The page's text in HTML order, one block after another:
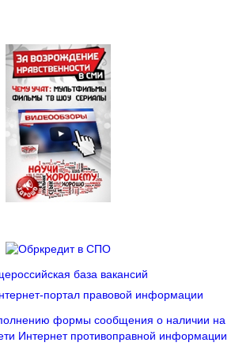
портал правовой информации
формы сообщения о наличии на
Интернет противоправной информации